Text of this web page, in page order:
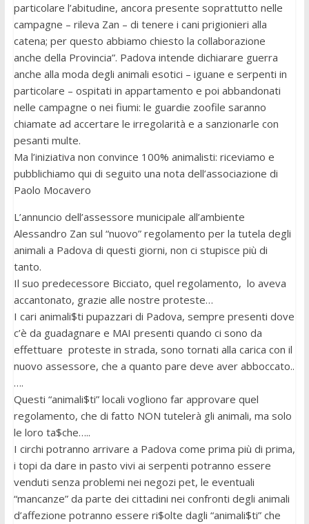
particolare l’abitudine, ancora presente soprattutto nelle
campagne – rileva Zan – di tenere i cani prigionieri alla
catena; per questo abbiamo chiesto la collaborazione
anche della Provincia”. Padova intende dichiarare guerra
anche alla moda degli animali esotici – iguane e serpenti in
particolare – ospitati in appartamento e poi abbandonati
nelle campagne o nei fiumi: le guardie zoofile saranno
chiamate ad accertare le irregolarità e a sanzionarle con
pesanti multe.
Ma l’iniziativa non convince 100% animalisti: riceviamo e
pubblichiamo qui di seguito una nota dell’associazione di
Paolo Mocavero
L’annuncio dell’assessore municipale all’ambiente
Alessandro Zan sul “nuovo” regolamento per la tutela degli
animali a Padova di questi giorni, non ci stupisce più di
tanto.
Il suo predecessore Bicciato, quel regolamento, lo aveva
accantonato, grazie alle nostre proteste…
I cari animali$ti pupazzari di Padova, sempre presenti dove
c’è da guadagnare e MAI presenti quando ci sono da
effettuare proteste in strada, sono tornati alla carica con il
nuovo assessore, che a quanto pare deve aver abboccato..
….
Questi “animali$ti” locali vogliono far approvare quel
regolamento, che di fatto NON tutelerà gli animali, ma solo
le loro ta$che…..
I circhi potranno arrivare a Padova come prima più di prima,
i topi da dare in pasto vivi ai serpenti potranno essere
venduti senza problemi nei negozi pet, le eventuali
“mancanze” da parte dei cittadini nei confronti degli animali
d’affezione potranno essere ri$olte dagli “animali$ti” che